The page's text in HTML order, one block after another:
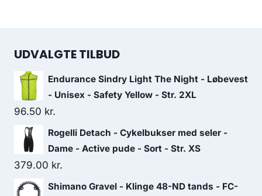
UDVALGTE TILBUD
Endurance Sindry Light The Night - Løbevest
- Unisex - Safety Yellow - Str. 2XL
96.50 kr.
Rogelli Detach - Cykelbukser med seler -
Dame - Active pude - Sort - Str. XS
379.00 kr.
Shimano Gravel - Klinge 48-ND tands - FC-